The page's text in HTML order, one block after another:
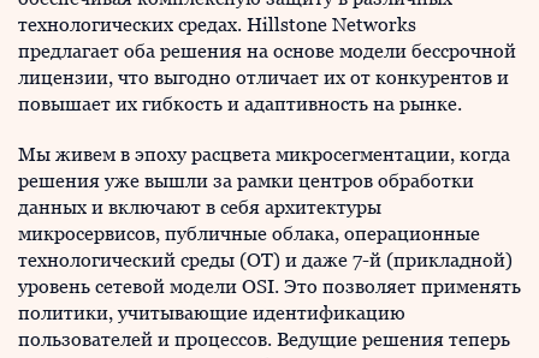
технологических средах. Hillstone Networks
предлагает оба решения на основе модели бессрочной
лицензии, что выгодно отличает их от конкурентов и
повышает их гибкость и адаптивность на рынке.
Мы живем в эпоху расцвета микросегментации, когда
решения уже вышли за рамки центров обработки
данных и включают в себя архитектуры
микросервисов, публичные облака, операционные
технологический среды (OT) и даже 7-й (прикладной)
уровень сетевой модели OSI. Это позволяет применять
политики, учитывающие идентификацию
пользователей и процессов. Ведущие решения теперь